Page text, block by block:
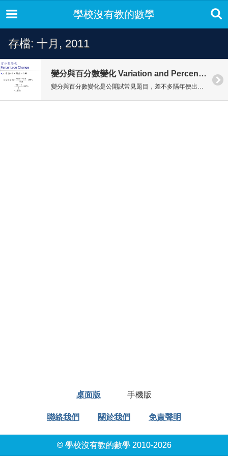
學校沒有教的數學
存檔: 十月, 2011
變分與百分數變化 Variation and Percentage Change
桌面版 手機版
聯絡我們 關於我們 免責聲明
© 學校沒有教的數學 2010-2026